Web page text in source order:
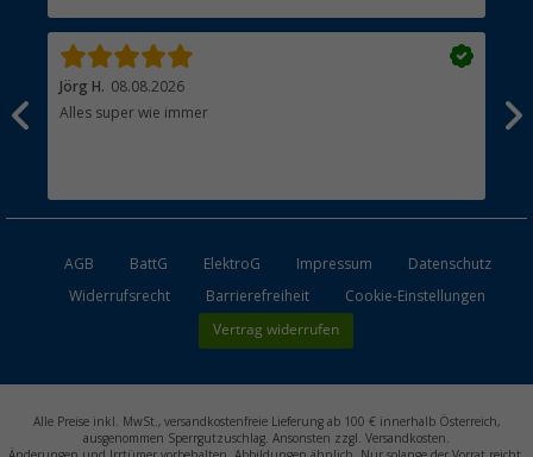
Jörg H. 08.08.2026
Alles super wie immer
AGB BattG ElektroG Impressum
Datenschutz
Widerrufsrecht
Barrierefreiheit Cookie-Einstellungen
Vertrag widerrufen
Alle Preise inkl. MwSt., versandkostenfreie Lieferung ab 100 € innerhalb Österreich,
ausgenommen Sperrgutzuschlag. Ansonsten zzgl. Versandkosten.